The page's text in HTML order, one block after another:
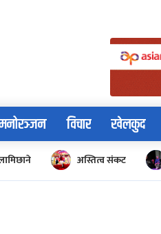
विचार खेलकुद
अस्तित्व संकट